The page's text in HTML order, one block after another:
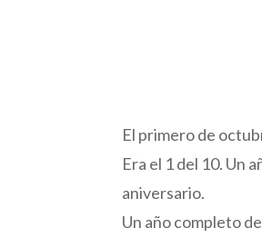
El primero de
Era el 1 del 10. Un
aniversario.
Un año completo